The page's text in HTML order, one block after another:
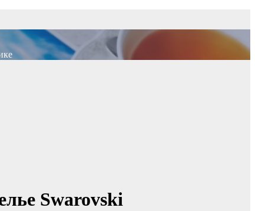
Swarovski